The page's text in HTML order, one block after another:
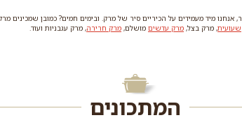
מיד מעמידים על הכיריים סיר של מרק. ובימים חמים? כמובן שמכינים
שעועית, מרק בצל, מרק עדשים מושלם, מרק חרירה, מרק עגבניות ועוד.
המתכונים